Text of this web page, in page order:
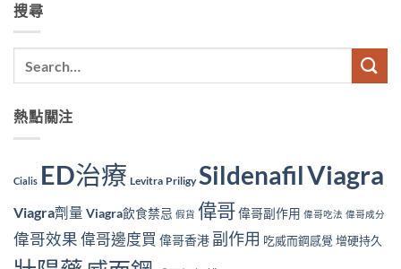
搜尋
熱點關注
Cialis ED治療 Levitra Priligy SildenafilViagra
Viagra劑量 Viagra飲食禁忌 假貨 偉哥偉哥副作用 偉哥吃法 偉哥成分
偉哥效果偉哥邊度買 偉哥香港 副作用 吃威而鋼感覺 增硬持久